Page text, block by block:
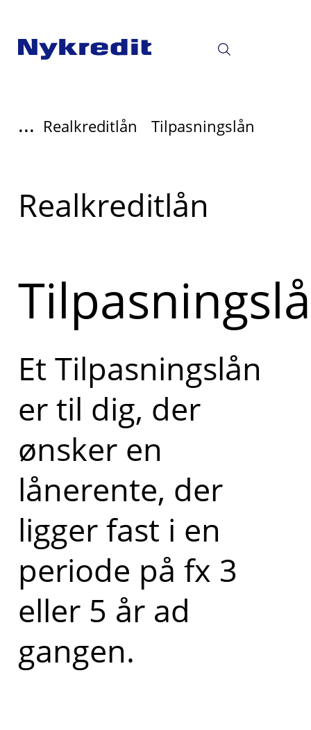
... Realkreditlån Tilpasningslån
Læs
mere
Realkreditlån
Et Tilpasningslån
er til dig, der
ønsker en
lånerente, der
ligger fast i en
periode på fx 3
eller 5 år ad
gangen.